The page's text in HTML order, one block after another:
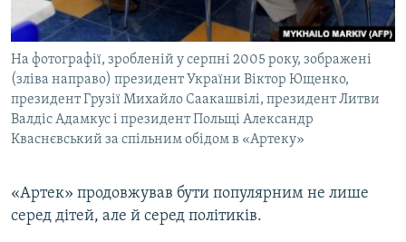
На фотографії, зробленій у серпні 2005 року, зображені
(зліва направо) президент України Віктор Ющенко,
президент Грузії Михайло Саакашвілі, президент Литви
Валдіс Адамкус і президент Польщі Александр
Кваснєвський за спільним обідом в «Артеку»
«Артек» продовжував бути популярним не лише
серед дітей, але й серед політиків.